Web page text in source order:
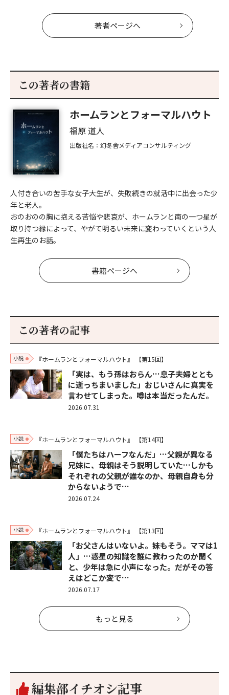
著者ページへ
この著者の書籍
ホームランとフォーマルハウト
福原 道人
出版社名：幻冬舎メディアコンサルティング
人付き合いの苦手な女子大生が、失敗続きの就活中に出会った少
年と老人。
おのおのの胸に抱える苦悩や悲哀が、ホームランと南の一つ星が
取り持つ縁によって、やがて明るい未来に変わっていくという人
生再生のお話。
書籍ページへ
この著者の記事
小説 『ホームランとフォーマルハウト』 【第15回】
「実は、もう孫はおらん…息子夫婦ととも
に逝っちまいました」おじいさんに真実を
言わせてしまった。噂は本当だったんだ。
2026.07.31
小説 『ホームランとフォーマルハウト』 【第14回】
「僕たちはハーフなんだ」…父親が異なる
兄妹に、母親はそう説明していた…しかも
それぞれの父親が誰なのか、母親自身も分
からないようで…
2026.07.24
小説 『ホームランとフォーマルハウト』 【第13回】
「お父さんはいないよ。妹もそう。ママは1
人」…惑星の知識を誰に教わったのか聞く
と、少年は急に小声になった。だがその答
えはどこか変で…
2026.07.17
もっと見る
編集部イチオシ記事